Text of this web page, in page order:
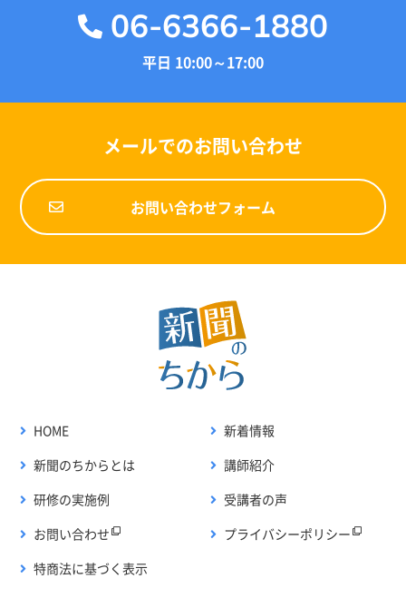
06-6366-1880
平日 10:00～17:00
メールでのお問い合わせ
お問い合わせフォーム
HOME
新着情報
新聞のちからとは
講師紹介
研修の実施例
受講者の声
お問い合わせ
プライバシーポリシー
特商法に基づく表示